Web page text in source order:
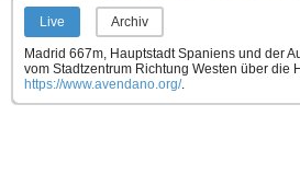
Live Archiv
Madrid 667m, Hauptstadt Spaniens und der
vom Stadtzentrum Richtung Westen über die
https://www.avendano.org/.